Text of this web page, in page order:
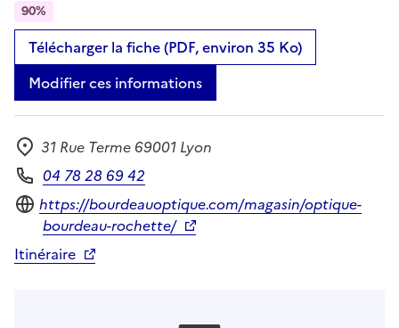
90%
Télécharger la fiche (PDF, environ 35 Ko)
Modifier ces informations
Adresse
31 Rue Terme 69001 Lyon
Téléphone
04 78 28 69 42
Site internet
https://bourdeauoptique.com/magasin/optique-
bourdeau-rochette/
Itinéraire